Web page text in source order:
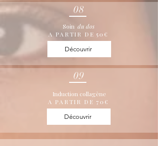
08
Soin du dos
A PARTIR DE 50€
Découvrir
09
Induction collagène
A PARTIR DE 70€
Découvrir